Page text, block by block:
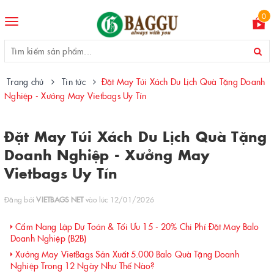
Toggle
0
Trang chủ Tin tức
Đặt May Túi Xách Du Lịch Quà Tặng Doanh
Nghiệp - Xưởng May Vietbags Uy Tín
Đặt May Túi Xách Du Lịch Quà Tặng
Doanh Nghiệp - Xưởng May
Vietbags Uy Tín
Đăng bởiVIETBAGS NETvào lúc 12/01/2026
Cẩm Nang Lập Dự Toán & Tối Ưu 15 - 20% Chi Phí Đặt May Balo
Doanh Nghiệp (B2B)
Xưởng May VietBags Sản Xuất 5.000 Balo Quà Tặng Doanh
Nghiệp Trong 12 Ngày Như Thế Nào?